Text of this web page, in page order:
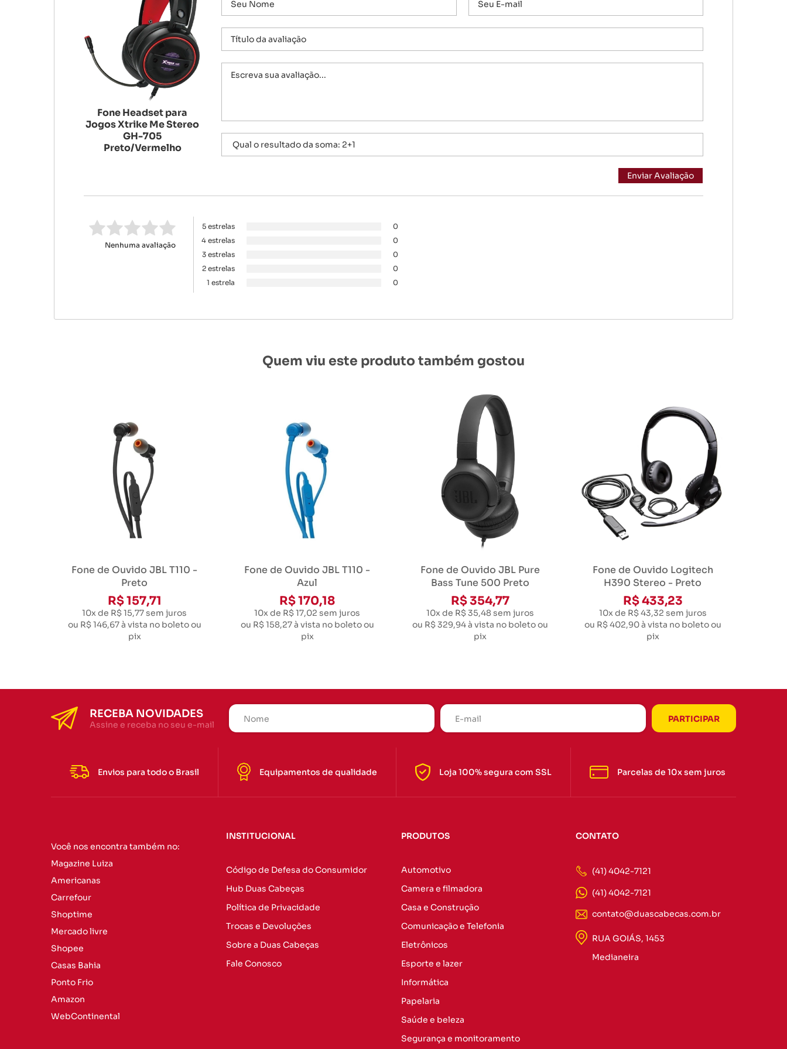
Fone Headset para
Jogos Xtrike Me Stereo
GH-705
Preto/Vermelho
Nenhuma avaliação
5 estrelas
0
4 estrelas
0
3 estrelas
0
2 estrelas
0
1 estrela
0
Quem viu este produto também gostou
Fone de Ouvido JBL T110 -
Preto
R$ 157,71
10x de R$ 15,77sem juros
ou R$ 146,67à vista no boleto ou
pix
Fone de Ouvido JBL T110 -
Azul
R$ 170,18
10x de R$ 17,02 sem juros
ou R$ 158,27à vista no boleto ou
pix
Fone de Ouvido JBL Pure
Bass Tune 500 Preto
R$ 354,77
10x de R$ 35,48sem juros
ou R$ 329,94à vista no boleto ou
pix
Fone de Ouvido Logitech
H390 Stereo - Preto
R$ 433,23
10x de R$ 43,32 sem juros
ou R$ 402,90à vista no boleto ou
pix
RECEBA NOVIDADES
Assine e receba no seu e-mail
Envios para todo o Brasil Equipamentos de qualidade Loja 100% segura com SSL Parcelas de 10x sem juros
Você nos encontra também no:
Magazine Luiza
Americanas
Carrefour
Shoptime
Mercado livre
Shopee
Casas Bahia
Ponto Frio
Amazon
WebContinental
INSTITUCIONAL
Código de Defesa do Consumidor
Hub Duas Cabeças
Política de Privacidade
Trocas e Devoluções
Sobre a Duas Cabeças
Fale Conosco
PRODUTOS
Automotivo
Camera e filmadora
Casa e Construção
Comunicação e Telefonia
Eletrônicos
Esporte e lazer
Informática
Papelaria
Saúde e beleza
Segurança e monitoramento
CONTATO
(41) 4042-7121
(41) 4042-7121
contato@duascabecas.com.br
RUA GOIÁS, 1453
Medianeira